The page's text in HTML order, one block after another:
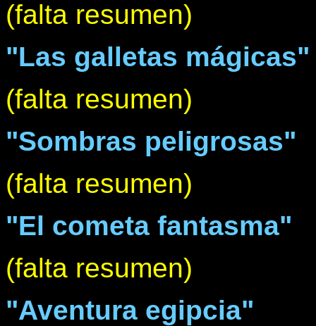
(falta resumen)
"Las galletas mágicas"
(falta resumen)
"Sombras peligrosas"
(falta resumen)
"El cometa fantasma"
(falta resumen)
"Aventura egipcia"